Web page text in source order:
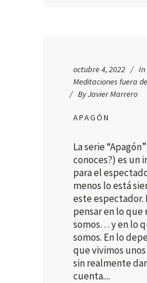
octubre 4, 2022
In
Meditaciones fuera
ByJavier Marrero
APAGÓN
La serie
conoces?) es un
para el
menos lo está
este espectador.
pensar en lo
somos… y en lo
somos. En lo
que vivimos
sin realmente
cuenta....